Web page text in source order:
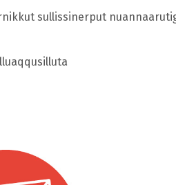
sullissinerput